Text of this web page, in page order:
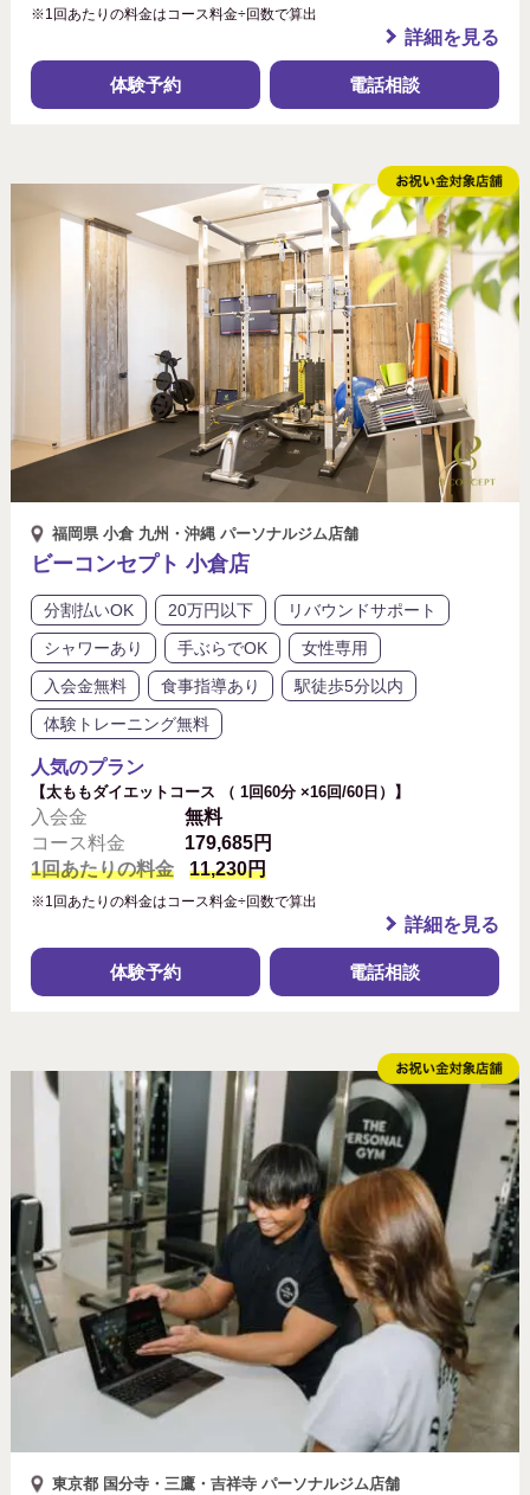
※1回あたりの料金はコース料金÷回数で算出
詳細を見る
体験予約 電話相談
福岡県 小倉 九州・沖縄 パーソナルジム店舗
ビーコンセプト 小倉店
分割払いOK 20万円以下
リバウンドサポート
シャワーあり
手ぶらでOK
女性専用
入会金無料
食事指導あり
駅徒歩5分以内
体験トレーニング無料
人気のプラン
【太ももダイエットコース （ 1回60分 ×16回/60日）】
入会金
無料
コース料金
179,685円
1回あたりの料金
11,230円
※1回あたりの料金はコース料金÷回数で算出
詳細を見る
体験予約 電話相談
東京都 国分寺・三鷹・吉祥寺 パーソナルジム店舗